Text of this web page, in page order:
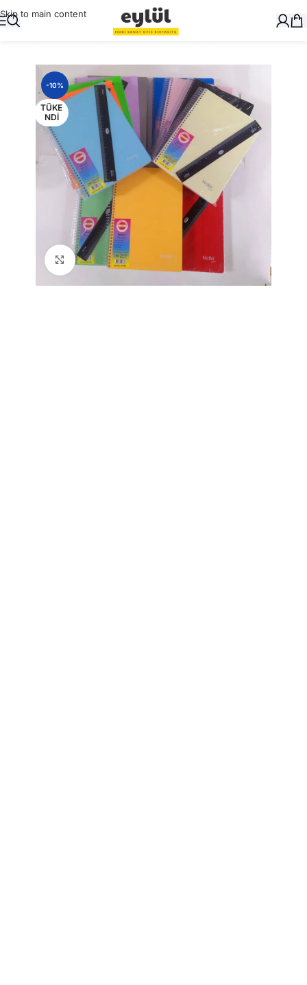
Skip to main content
Okul Gereçleri/Defter ve Kitap Kapları
-10%
TÜKE
NDI
Büyütmek için tıklayın